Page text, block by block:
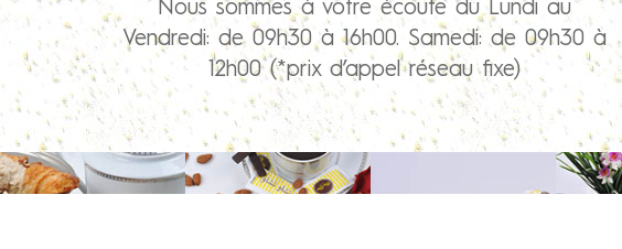
Nous sommes à votre écoute du Lundi au
Vendredi: de 09h30 à 16h00. Samedi: de 09h30 à
12h00 (*prix d’appel réseau fixe)